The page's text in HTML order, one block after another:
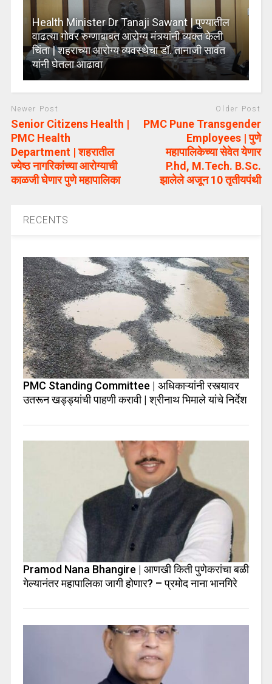
Health Minister Dr Tanaji Sawant | पुण्यातील
वाढत्या गोवर रुग्णाबाबत आरोग्य मंत्र्यांनी व्यक्त केली
चिंता | शहराच्या आरोग्य व्यवस्थेचा डॉ. तानाजी सावंत
यांनी घेतला आढावा
Newer Post
Senior Citizens Health |
PMC Health
Department | शहरातील
ज्येष्ठ नागरिकांच्या आरोग्याची
काळजी घेणार पुणे महापालिका
Older Post
PMC Pune Transgender
Employees | पुणे
महापालिकेच्या सेवेत येणार
P.hd, M.Tech. B.Sc.
झालेले अजून 10 तृतीयपंथी
RECENTS
PMC Standing Committee | अधिकाऱ्यांनी रस्त्यावर
उतरून खड्ड्यांची पाहणी करावी | श्रीनाथ भिमाले यांचे निर्देश
Pramod Nana Bhangire | आणखी किती पुणेकरांचा बळी
गेल्यानंतर महापालिका जागी होणार? – प्रमोद नाना भानगिरे